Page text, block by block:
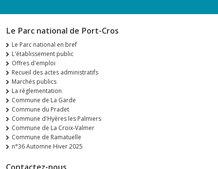
Le Parc national de Port-Cros
Le Parc national en bref
L'établissement public
Offres d'emploi
Recueil des actes administratifs
Marchés publics
La réglementation
Commune de La Garde
Commune du Pradet
Commune d'Hyères les Palmiers
Commune de La Croix-Valmer
Commune de Ramatuelle
n°36 Automne Hiver 2025